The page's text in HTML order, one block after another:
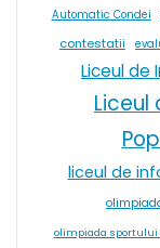
Automatic Condei
contestatii
Liceul de
Liceul
liceul de
olimpiada sportului